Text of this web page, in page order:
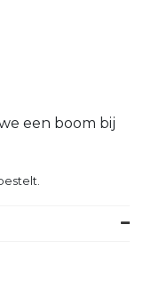
een boom bij